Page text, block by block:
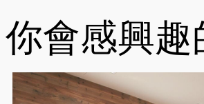
你會感興趣